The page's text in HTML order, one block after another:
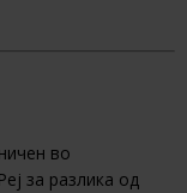
во
за разлика од